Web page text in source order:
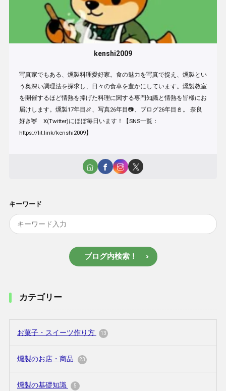
kenshi2009
写真家でもある、燻製料理愛好家。食の魅力を写真で捉え、燻製とい
う奥深い調理法を探求し、日々の食卓を豊かにしています。燻製教室
を開催するほど情熱を捧げた料理に関する専門知識と情熱を皆様にお
届けします。燻製17年目🍖、写真26年目📷、ブログ26年目📓。 奈良
好き🦌 X(Twitter)にほぼ毎日います！【SNS一覧：
https://lit.link/kenshi2009】
キーワード
ブログ内検索！
カテゴリー
お菓子・スイーツ作り方 13
燻製のお店・商品 23
燻製の基礎知識 5